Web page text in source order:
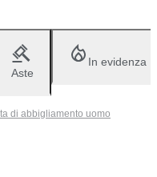
Aste
In evidenza
di abbigliamento uomo